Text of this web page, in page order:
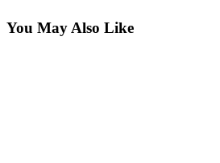
You May Also Like